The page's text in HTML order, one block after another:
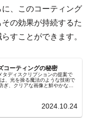
、このコーティング
の効果が持続するた
すことができます。
コーティングの秘密
タディスクリプションの提案で
ぎ、クリアな画像と鮮やかな色
2024.10.24